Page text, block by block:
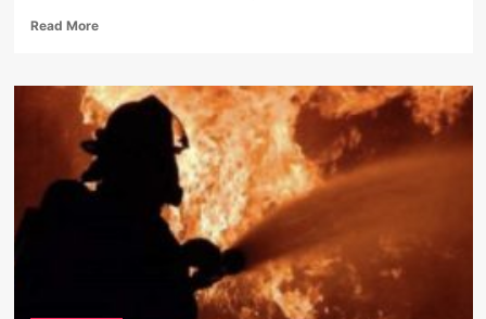
Read MoreRead
Premierul
anunţă
realizarea
unui
expres